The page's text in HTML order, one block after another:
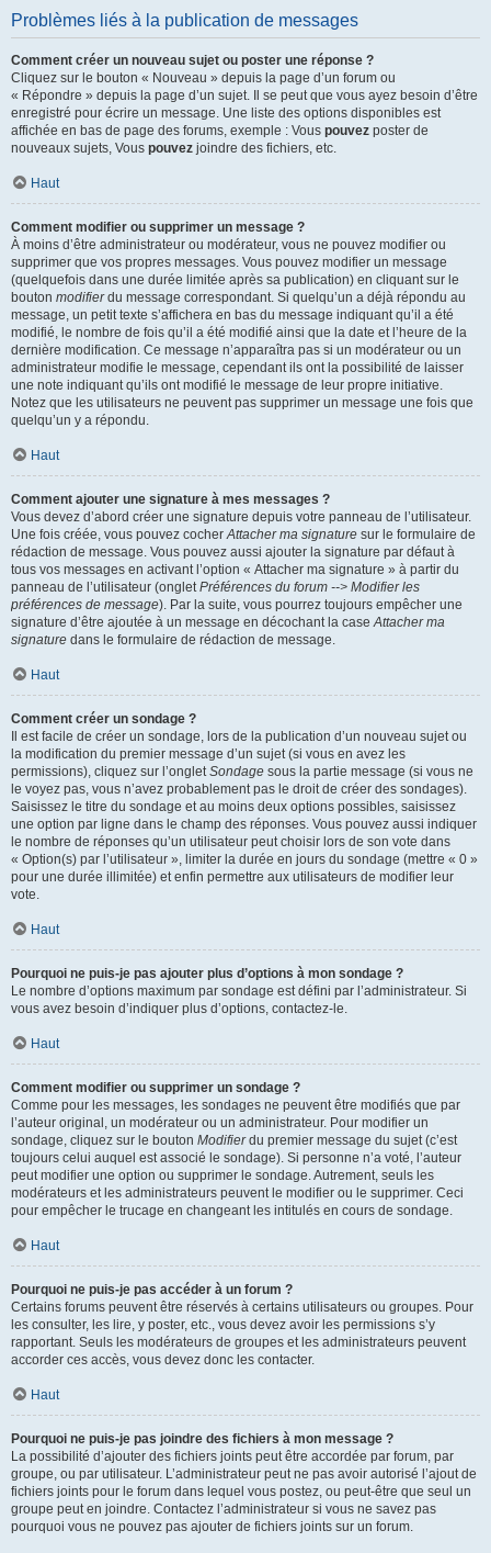
Problèmes liés à la publication de messages
Comment créer un nouveau sujet ou poster une réponse ?
Cliquez sur le bouton « Nouveau » depuis la page d’un forum ou
« Répondre » depuis la page d’un sujet. Il se peut que vous ayez besoin d’être
enregistré pour écrire un message. Une liste des options disponibles est
affichée en bas de page des forums, exemple : Vous pouvez poster de
nouveaux sujets, Vous pouvez joindre des fichiers, etc.
Haut
Comment modifier ou supprimer un message ?
À moins d’être administrateur ou modérateur, vous ne pouvez modifier ou
supprimer que vos propres messages. Vous pouvez modifier un message
(quelquefois dans une durée limitée après sa publication) en cliquant sur le
bouton modifierdu message correspondant. Si quelqu’un a déjà répondu au
message, un petit texte s’affichera en bas du message indiquant qu’il a été
modifié, le nombre de fois qu’il a été modifié ainsi que la date et l’heure de la
dernière modification. Ce message n’apparaîtra pas si un modérateur ou un
administrateur modifie le message, cependant ils ont la possibilité de laisser
une note indiquant qu’ils ont modifié le message de leur propre initiative.
Notez que les utilisateurs ne peuvent pas supprimer un message une fois que
quelqu’un y a répondu.
Haut
Comment ajouter une signature à mes messages ?
Vous devez d’abord créer une signature depuis votre panneau de l’utilisateur.
Une fois créée, vous pouvez cocherAttacher ma signature sur le formulaire de
rédaction de message. Vous pouvez aussi ajouter la signature par défaut à
tous vos messages en activant l’option « Attacher ma signature » à partir du
panneau de l’utilisateur (ongletPréférences du forum --> Modifier les
préférences de message). Par la suite, vous pourrez toujours empêcher une
signature d’être ajoutée à un message en décochant la caseAttacher ma
signature dans le formulaire de rédaction de message.
Haut
Comment créer un sondage ?
Il est facile de créer un sondage, lors de la publication d’un nouveau sujet ou
la modification du premier message d’un sujet (si vous en avez les
permissions), cliquez sur l’ongletSondage sous la partie message (si vous ne
le voyez pas, vous n’avez probablement pas le droit de créer des sondages).
Saisissez le titre du sondage et au moins deux options possibles, saisissez
une option par ligne dans le champ des réponses. Vous pouvez aussi indiquer
le nombre de réponses qu’un utilisateur peut choisir lors de son vote dans
« Option(s) par l’utilisateur », limiter la durée en jours du sondage (mettre « 0 »
pour une durée illimitée) et enfin permettre aux utilisateurs de modifier leur
vote.
Haut
Pourquoi ne puis-je pas ajouter plus d’options à mon sondage ?
Le nombre d’options maximum par sondage est défini par l’administrateur. Si
vous avez besoin d’indiquer plus d’options, contactez-le.
Haut
Comment modifier ou supprimer un sondage ?
Comme pour les messages, les sondages ne peuvent être modifiés que par
l’auteur original, un modérateur ou un administrateur. Pour modifier un
sondage, cliquez sur le bouton Modifierdu premier message du sujet (c’est
toujours celui auquel est associé le sondage). Si personne n’a voté, l’auteur
peut modifier une option ou supprimer le sondage. Autrement, seuls les
modérateurs et les administrateurs peuvent le modifier ou le supprimer. Ceci
pour empêcher le trucage en changeant les intitulés en cours de sondage.
Haut
Pourquoi ne puis-je pas accéder à un forum ?
Certains forums peuvent être réservés à certains utilisateurs ou groupes. Pour
les consulter, les lire, y poster, etc., vous devez avoir les permissions s’y
rapportant. Seuls les modérateurs de groupes et les administrateurs peuvent
accorder ces accès, vous devez donc les contacter.
Haut
Pourquoi ne puis-je pas joindre des fichiers à mon message ?
La possibilité d’ajouter des fichiers joints peut être accordée par forum, par
groupe, ou par utilisateur. L’administrateur peut ne pas avoir autorisé l’ajout de
fichiers joints pour le forum dans lequel vous postez, ou peut-être que seul un
groupe peut en joindre. Contactez l’administrateur si vous ne savez pas
pourquoi vous ne pouvez pas ajouter de fichiers joints sur un forum.